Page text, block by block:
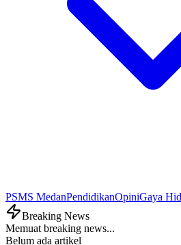
PSMS MedanPendidikanOpiniGaya
Breaking News
Memuat breaking news...
Belum ada artikel